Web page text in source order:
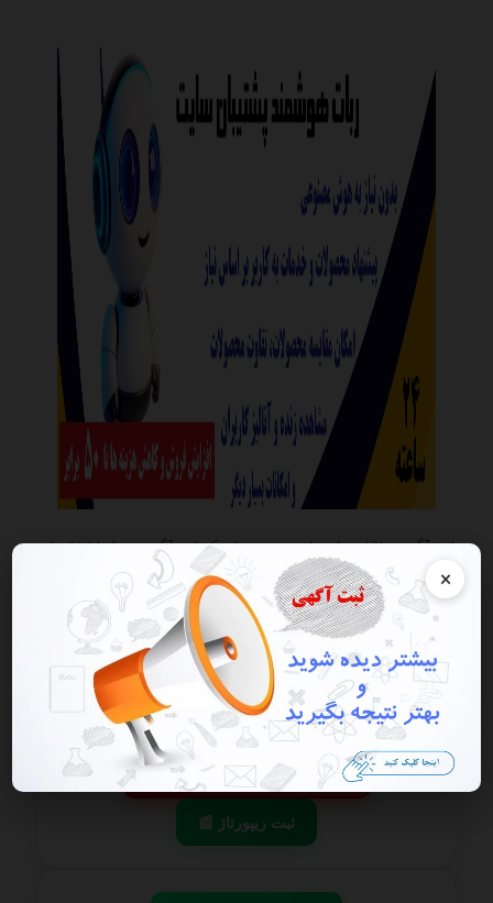
×
این آگهی منقضی شده است در صورتی که این آگهی به شما تعلق دارد
هرچه سریعتر به پنل کاربری خود مراجعه و اقدام به فعال سازی آن نمایید
گزارش آگهی ذخیره
📢 ثبت آگهی در سامانه
💬 ثبت آگهی شما در این صفحه
📰 ثبت ریپورتاژ